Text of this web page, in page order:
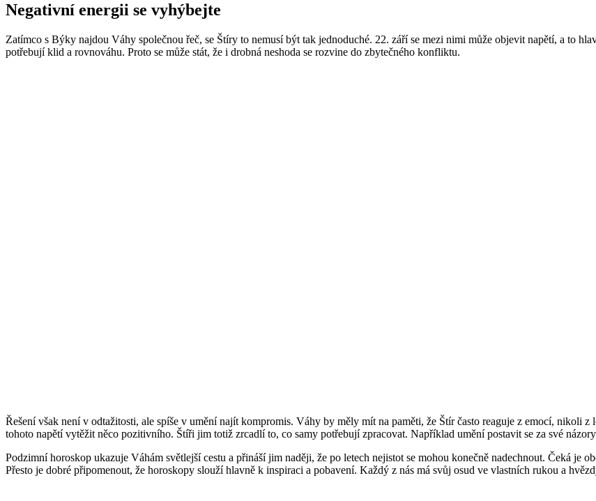
Negativní energii se vyhýbejte
Zatímco s Býky najdou Váhy společnou řeč, se Štíry to nemusí být tak jednoduché. 22. září se mezi nimi může objevit napětí, a to
potřebují klid a rovnováhu. Proto se může stát, že i drobná neshoda se rozvine do zbytečného konfliktu.
Řešení však není v odtažitosti, ale spíše v umění najít kompromis. Váhy by měly mít na paměti, že Štír často reaguje z emocí, nikoli
tohoto napětí vytěžit něco pozitivního. Štíři jim totiž zrcadlí to, co samy potřebují zpracovat. Například umění postavit se za své
Podzimní horoskop ukazuje Váhám světlejší cestu a přináší jim naději, že po letech nejistot se mohou konečně nadechnout. Čeká je
Přesto je dobré připomenout, že horoskopy slouží hlavně k inspiraci a pobavení. Každý z nás má svůj osud ve vlastních rukou a